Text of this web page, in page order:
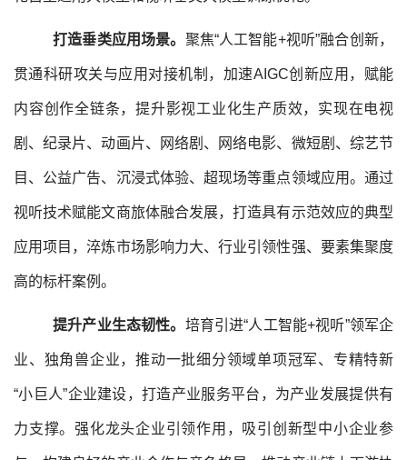
打造垂类应用场景。 聚焦“人工智能+视听”融合创新，
贯通科研攻关与应用对接机制，加速AIGC创新应用，赋能
内容创作全链条，提升影视工业化生产质效，实现在电视
剧、纪录片、动画片、网络剧、网络电影、微短剧、综艺节
目、公益广告、沉浸式体验、超现场等重点领域应用。通过
视听技术赋能文商旅体融合发展，打造具有示范效应的典型
应用项目，淬炼市场影响力大、行业引领性强、要素集聚度
高的标杆案例。
提升产业生态韧性。 培育引进“人工智能+视听”领军企
业、独角兽企业，推动一批细分领域单项冠军、专精特新
“小巨人”企业建设，打造产业服务平台，为产业发展提供有
力支撑。强化龙头企业引领作用，吸引创新型中小企业参